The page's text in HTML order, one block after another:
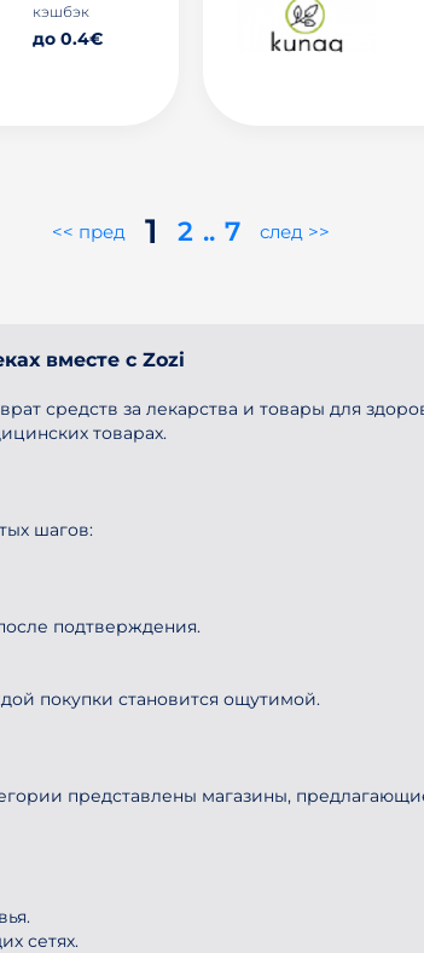
кэшбэк
до 0.4€
<< пред 1 2 .. 7 след >>
вместе с Zozi
средств за лекарства и товары для
товарах.
шагов:
подтверждения.
покупки становится ощутимой.
представлены магазины,
сетях.